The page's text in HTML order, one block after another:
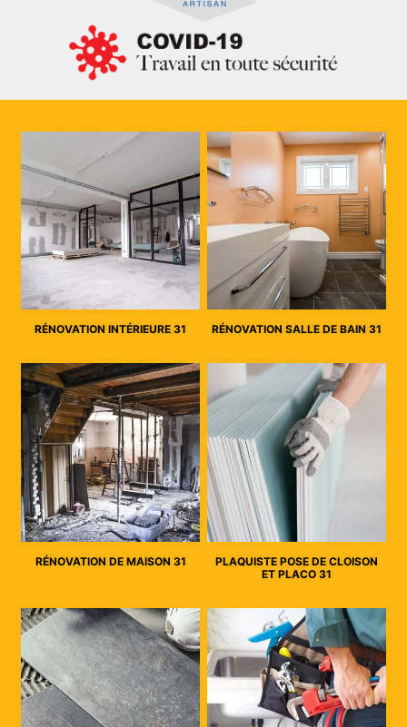
RÉNOVATION INTÉRIEURE 31 RÉNOVATION SALLE DE BAIN 31
RÉNOVATION DE MAISON 31
PLAQUISTE POSE DE CLOISON
ET PLACO 31